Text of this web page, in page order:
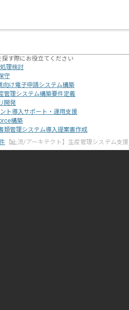
す際にお役立てください
理検討
守
向け電子申請システム構築
管理システム構築要件定義
開発
ト導入サポート・運用支援
構築
類管理システム導入提案書作成
【上流/アーキテクト】生産管理システム支